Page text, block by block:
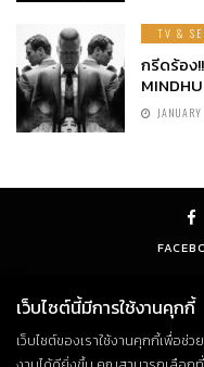
TV &
กรีดร้อง
© Copyright
เว็บไซต์นี้มีการใช้งานคุกกี้
เว็บไซต์ของเราใช้งานคุกกี้เพื่อช่